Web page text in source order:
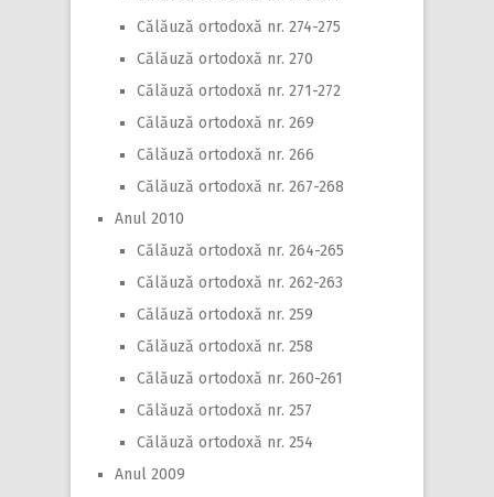
Călăuză ortodoxă nr. 274-275
Călăuză ortodoxă nr. 270
Călăuză ortodoxă nr. 271-272
Călăuză ortodoxă nr. 269
Călăuză ortodoxă nr. 266
Călăuză ortodoxă nr. 267-268
Anul 2010
Călăuză ortodoxă nr. 264-265
Călăuză ortodoxă nr. 262-263
Călăuză ortodoxă nr. 259
Călăuză ortodoxă nr. 258
Călăuză ortodoxă nr. 260-261
Călăuză ortodoxă nr. 257
Călăuză ortodoxă nr. 254
Anul 2009